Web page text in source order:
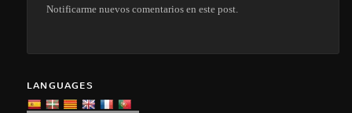
Notificarme nuevos comentarios en este post.
LANGUAGES